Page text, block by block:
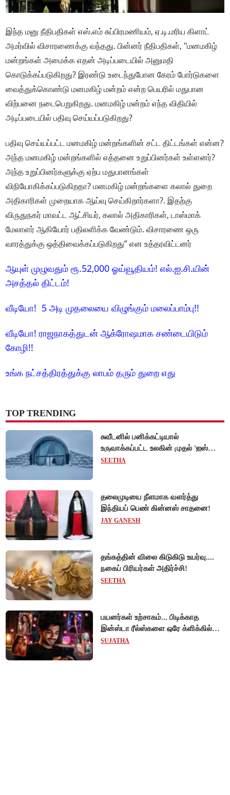
இந்த மனு நீதிபதிகள் எஸ்.எம் சுப்பிரமணியம், ஏ.டி.மரிய கிளாட்
அமர்வில் விசாரணைக்கு வந்தது. பின்னர் நீதிபதிகள், "மனமகிழ்
மன்றங்கள் அமைக்க எதன் அடிப்படையில் அனுமதி
கொடுக்கப்படுகிறது? இரண்டு உடைந்துபோன கேரம் போர்டுகளை
வைத்துக்கொண்டு மனமகிழ் மன்றம் என்ற பெயரில் மதுபான
விற்பனை நடைபெறுகிறது. மனமகிழ் மன்றம் எந்த விதியில்
அடிப்படையில் பதிவு செய்யப்படுகிறது?
பதிவு செய்யப்பட்ட மனமகிழ் மன்றங்களின் சட்ட திட்டங்கள் என்ன?
அந்த மனமகிழ் மன்றங்களில் எத்தனை உறுப்பினர்கள் உள்ளனர்?
அந்த உறுப்பினர்களுக்கு ஏற்ப மதுபானங்கள்
விநியோகிக்கப்படுகிறதா? மனமகிழ் மன்றங்களை கலால் துறை
அதிகாரிகள் முறையாக ஆய்வு செய்கிறார்களா?. இதற்கு
விருதுநகர் மாவட்ட ஆட்சியர், கலால் அதிகாரிகள், டாஸ்மாக்
மேலாளர் ஆகியோர் பதிலளிக்க வேண்டும். விசாரணை ஒரு
வாரத்துக்கு ஒத்திவைக்கப்படுகிறது” என உத்தரவிட்டனர்
ஆயுள் முழுவதும் ரூ.52,000 ஓய்வூதியம்! எல்.ஐ.சி.யின்
அசத்தல் திட்டம்!
வீடியோ! 5 அடி முதலையை விழுங்கும் மலைப்பாம்பு!!
வீடியோ! ராஜநாகத்துடன் ஆக்ரோஷமாக சண்டையிடும்
கோழி!!
உங்க நட்சத்திரத்துக்கு லாபம் தரும் துறை எது
TOP TRENDING
சுவீடனில் பனிக்கட்டியால்
உருவாக்கப்பட்ட உலகின் முதல் 'ஐஸ்
ஓட்டல்'!
SEETHA
தலைமுடியை நீளமாக வளர்த்து
இந்தியப் பெண் கின்னஸ் சாதனை!
JAY GANESH
தங்கத்தின் விலை கிடுகிடு உயர்வு....
நகைப் பிரியர்கள் அதிர்ச்சி!
SEETHA
பயனர்கள் உற்சாகம்... பிடிக்காத
இன்ஸ்டா ரீல்ஸ்களை ஒரே க்ளிக்கில்
மாற்றியமைக்கலாம்!
SUJATHA